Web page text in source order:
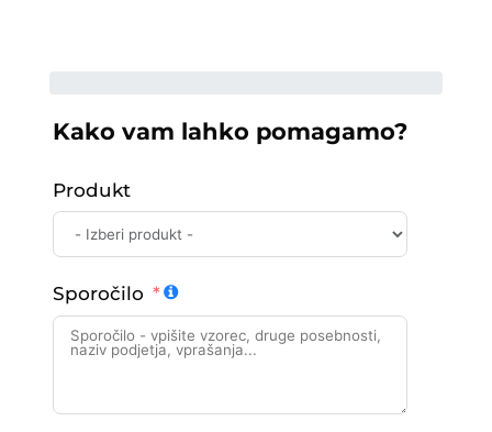
Kako vam lahko pomagamo?
Produkt
Sporočilo